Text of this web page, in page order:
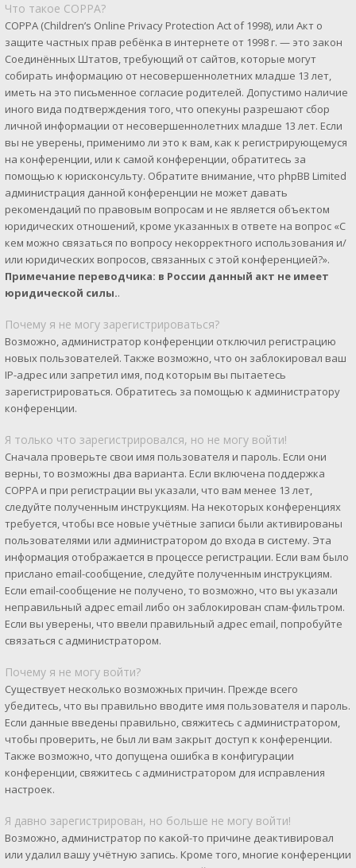
Что такое COPPA?
COPPA (Children’s Online Privacy Protection Act of 1998), или Акт о
защите частных прав ребёнка в интернете от 1998 г. — это закон
Соединённых Штатов, требующий от сайтов, которые могут
собирать информацию от несовершеннолетних младше 13 лет,
иметь на это письменное согласие родителей. Допустимо наличие
иного вида подтверждения того, что опекуны разрешают сбор
личной информации от несовершеннолетних младше 13 лет. Если
вы не уверены, применимо ли это к вам, как к регистрирующемуся
на конференции, или к самой конференции, обратитесь за
помощью к юрисконсульту. Обратите внимание, что phpBB Limited
администрация данной конференции не может давать
рекомендаций по правовым вопросам и не является объектом
юридических отношений, кроме указанных в ответе на вопрос «С
кем можно связаться по вопросу некорректного использования и/
или юридических вопросов, связанных с этой конференцией?».
Примечание переводчика: в России данный акт не имеет
юридической силы..
Почему я не могу зарегистрироваться?
Возможно, администратор конференции отключил регистрацию
новых пользователей. Также возможно, что он заблокировал ваш
IP-адрес или запретил имя, под которым вы пытаетесь
зарегистрироваться. Обратитесь за помощью к администратору
конференции.
Я только что зарегистрировался, но не могу войти!
Сначала проверьте свои имя пользователя и пароль. Если они
верны, то возможны два варианта. Если включена поддержка
COPPA и при регистрации вы указали, что вам менее 13 лет,
следуйте полученным инструкциям. На некоторых конференциях
требуется, чтобы все новые учётные записи были активированы
пользователями или администратором до входа в систему. Эта
информация отображается в процессе регистрации. Если вам было
прислано email-сообщение, следуйте полученным инструкциям.
Если email-сообщение не получено, то возможно, что вы указали
неправильный адрес email либо он заблокирован спам-фильтром.
Если вы уверены, что ввели правильный адрес email, попробуйте
связаться с администратором.
Почему я не могу войти?
Существует несколько возможных причин. Прежде всего
убедитесь, что вы правильно вводите имя пользователя и пароль.
Если данные введены правильно, свяжитесь с администратором,
чтобы проверить, не был ли вам закрыт доступ к конференции.
Также возможно, что допущена ошибка в конфигурации
конференции, свяжитесь с администратором для исправления
настроек.
Я давно зарегистрирован, но больше не могу войти!
Возможно, администратор по какой-то причине деактивировал
или удалил вашу учётную запись. Кроме того, многие конференции